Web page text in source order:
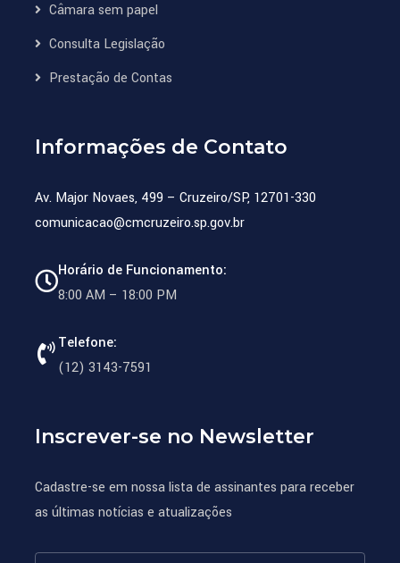
Câmara sem papel
Consulta Legislação
Prestação de Contas
Informações de Contato
Av. Major Novaes, 499 – Cruzeiro/SP, 12701-330
comunicacao@cmcruzeiro.sp.gov.br
Horário de Funcionamento:
8:00 AM – 18:00 PM
Telefone:
(12) 3143-7591
Inscrever-se no Newsletter
Cadastre-se em nossa lista de assinantes para receber
as últimas notícias e atualizações